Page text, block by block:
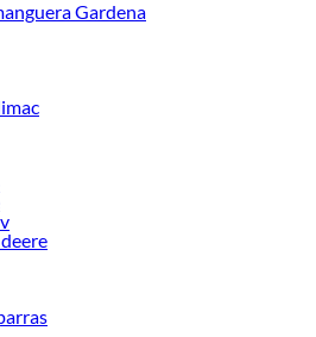
perfectos para resistir la
También hay modelos en madera
mano que imitan el ratán, una excelente
Las telas utilizadas en los cojines o
o con protección UV, lo que
al sol y la humedad.
más valorados en un
cojines acolchados, respaldos reclinables,
permiten controlar la sombra según el
más avanzados incluso cuentan con sistema
reforzadas que aseguran un movimiento
o huevo son otra alternativa popular,
Gardena